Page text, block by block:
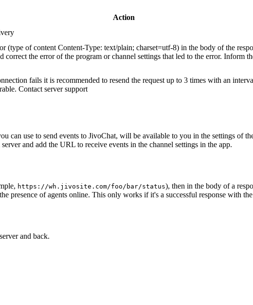
Action
(type of content Content-Type: text/plain; charset=utf-8) in the body of the
correct the error of the program or channel settings that led to the error. Inform
fails it is recommended to resend the request up to 3 times with an
Contact server support
can use to send events to JivoChat, will be available to you in the settings of
and add the URL to receive events in the channel settings in the app.
https://wh.jivosite.com/foo/bar/status), then in the body of a
presence of agents online. This only works if it's a successful response with
and back.